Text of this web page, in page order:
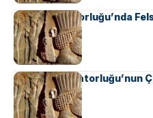
Pers İmparatorluğu’nda
Sasani İmparatorluğu’nun